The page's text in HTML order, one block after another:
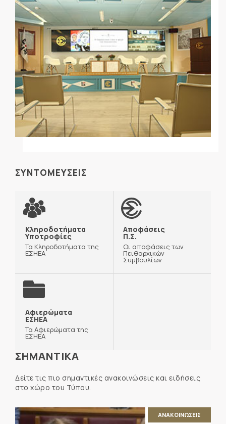
ΣΥΝΤΟΜΕΥΣΕΙΣ
Κληροδοτήματα
Υποτροφίες
Τα Κληροδοτήματα της
ΕΣΗΕΑ
Αποφάσεις
Π.Σ.
Οι αποφάσεις των
Πειθαρχικών
Συμβουλίων
Αφιερώματα
ΕΣΗΕΑ
Τα Αφιερώματα της
ΕΣΗΕΑ
ΣΗΜΑΝΤΙΚΑ
Δείτε τις πιο σημαντικές ανακοινώσεις και ειδήσεις
στο χώρο του Τύπου.
ΑΝΑΚΟΙΝΩΣΕΙΣ